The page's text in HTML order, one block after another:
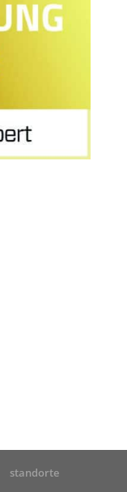
standorte